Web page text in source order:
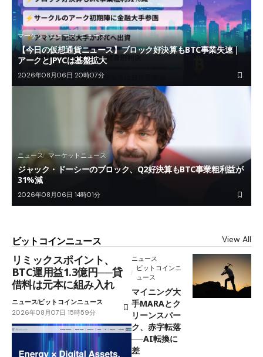
マーケットニュース ニュース
【今日の仮想通貨ニュース】ブロック好決算もBTC事業失速｜
アークとJPYCは基盤拡大
2026年08月06日 20時07分
ニュース マーケットニュース
ジャック・ドーシーのブロック、Q2好決算もBTC事業粗利益が
31%減
2026年08月06日 14時01分
ビットコインニュース View All
リミックスポイント、
BTC運用益1.3億円──貸
借料は元本に組み入れ
ニュースビットコインニュース
2026年08月07日 15時59分
ニュース
ビットコインニ
ュース
マイニング大
手MARAとク
リーンスパー
ク、赤字転落
──AI転換に
差